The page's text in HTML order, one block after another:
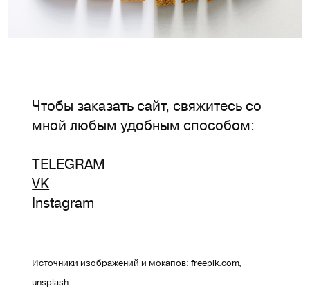
Чтобы заказать сайт, свяжитесь со
мной любым удобным способом:
TELEGRAM
VK
Instagram
Источники изображений и мокапов: freepik.com,
unsplash